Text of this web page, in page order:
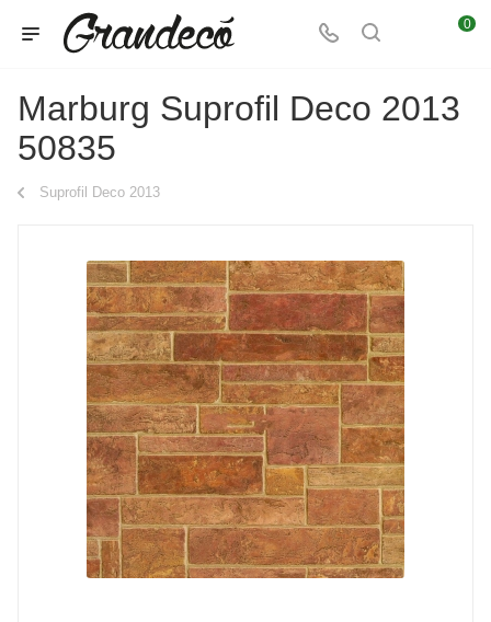
0
Marburg Suprofil Deco 2013
50835
Suprofil Deco 2013